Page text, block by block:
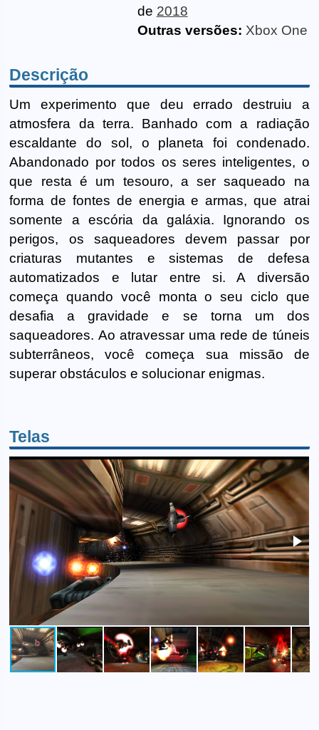
de 2018
Outras versões: Xbox One
Descrição
Um experimento que deu errado destruiu a
atmosfera da terra. Banhado com a radiação
escaldante do sol, o planeta foi condenado.
Abandonado por todos os seres inteligentes, o
que resta é um tesouro, a ser saqueado na
forma de fontes de energia e armas, que atrai
somente a escória da galáxia. Ignorando os
perigos, os saqueadores devem passar por
criaturas mutantes e sistemas de defesa
automatizados e lutar entre si. A diversão
começa quando você monta o seu ciclo que
desafia a gravidade e se torna um dos
saqueadores. Ao atravessar uma rede de túneis
subterrâneos, você começa sua missão de
superar obstáculos e solucionar enigmas.
Telas